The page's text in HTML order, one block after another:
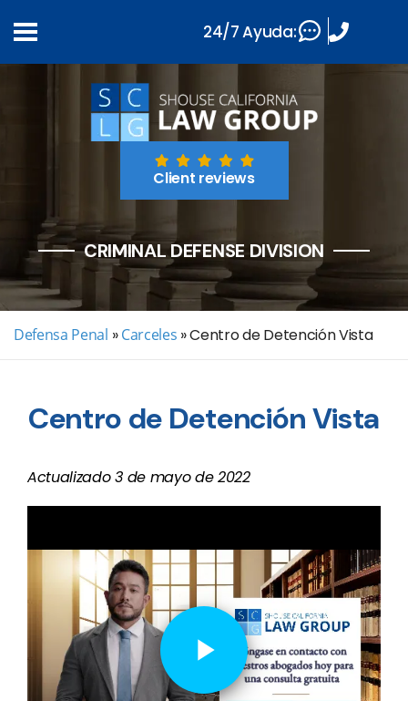
Client reviews
CRIMINAL DEFENSE DIVISION
Defensa Penal » Carceles »Centro de Detención Vista
Centro de Detención Vista
Actualizado 3 de mayo de 2022
24/7 Ayuda: